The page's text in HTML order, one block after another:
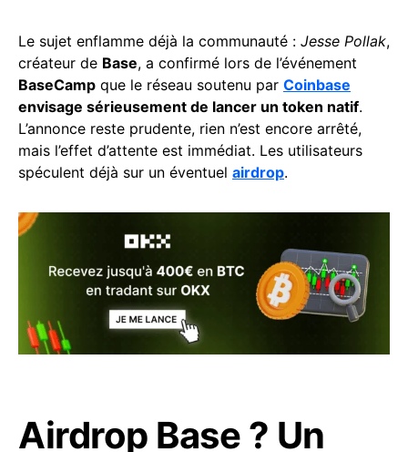
Le sujet enflamme déjà la communauté : Jesse Pollak,
créateur de Base, a confirmé lors de l’événement
BaseCamp que le réseau soutenu par Coinbase
envisage sérieusement de lancer un token natif.
L’annonce reste prudente, rien n’est encore arrêté,
mais l’effet d’attente est immédiat. Les utilisateurs
spéculent déjà sur un éventuel airdrop.
Airdrop Base ? Un